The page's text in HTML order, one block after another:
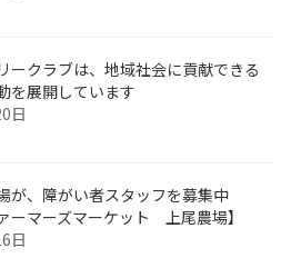
ークラブは、地域社会に貢献できる
を展開しています
日
が、障がい者スタッフを募集中
ーマーズマーケット 上尾農場】
日